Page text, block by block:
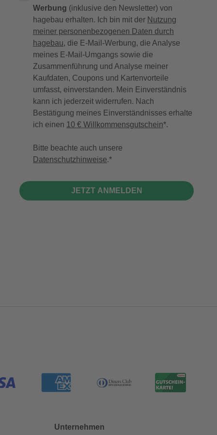
Werbung (inklusive den Newsletter) von
hagebau erhalten. Ich bin mit der Nutzung
meiner personenbezogenen Daten durch
hagebau, die E-Mail-Werbung, die Analyse
meines E-Mail-Umgangs sowie die
Zusammenführung und Analyse meiner
Kaufdaten, Coupons und Kartenvorteile
umfasst, einverstanden. Mein Einverständnis
kann ich jederzeit widerrufen. Nach
Bestätigung meines Einverständnisses erhalte
ich einen 10 € Willkommensgutschein*.
Bitte beachte auch unsere
Datenschutzhinweise.
JETZT ANMELDEN
Unternehmen